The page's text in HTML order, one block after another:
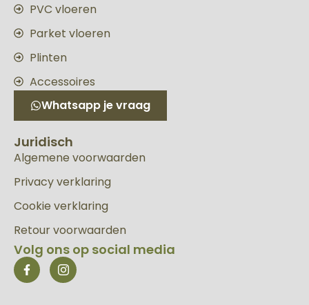
PVC vloeren
Parket vloeren
Plinten
Accessoires
Whatsapp je vraag
Juridisch
Algemene voorwaarden
Privacy verklaring
Cookie verklaring
Retour voorwaarden
Volg ons op social media